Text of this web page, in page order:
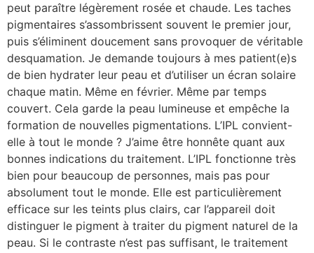
peut paraître légèrement rosée et chaude. Les taches
pigmentaires s’assombrissent souvent le premier jour,
puis s’éliminent doucement sans provoquer de véritable
desquamation. Je demande toujours à mes patient(e)s
de bien hydrater leur peau et d’utiliser un écran solaire
chaque matin. Même en février. Même par temps
couvert. Cela garde la peau lumineuse et empêche la
formation de nouvelles pigmentations. L’IPL convient-
elle à tout le monde ? J’aime être honnête quant aux
bonnes indications du traitement. L’IPL fonctionne très
bien pour beaucoup de personnes, mais pas pour
absolument tout le monde. Elle est particulièrement
efficace sur les teints plus clairs, car l’appareil doit
distinguer le pigment à traiter du pigment naturel de la
peau. Si le contraste n’est pas suffisant, le traitement